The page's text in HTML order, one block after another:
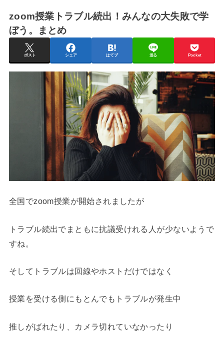
zoom授業トラブル続出！みんなの大失敗で学
ぼう。まとめ
ポスト シェア はてブ 送る Pocket
全国でzoom授業が開始されましたが
トラブル続出でまともに抗議受けれる人が少ないようで
すね。
そしてトラブルは回線やホストだけではなく
授業を受ける側にもとんでもトラブルが発生中
推しがばれたり、カメラ切れていなかったり